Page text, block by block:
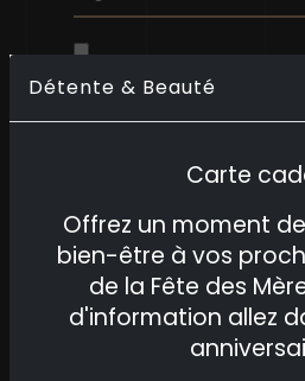
Détente & Beauté
Carte
Offrez un moment
bien-être à vos
de la Fête des
d'information allez
En cochant cette case,
Ce site est protégé par
confidentialitéet les
Google